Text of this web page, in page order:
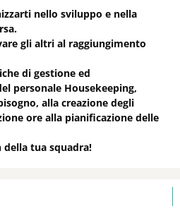
nello sviluppo e nella
gli altri al raggiungimento
di gestione ed
personale Housekeeping,
alla creazione degli
ore alla pianificazione delle
della tua squadra!